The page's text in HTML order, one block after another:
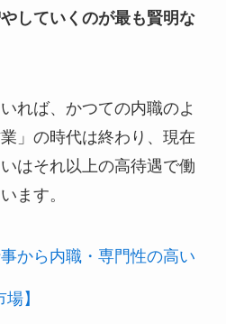
していくのが最も賢明な
れば、かつての内職のよ
」の時代は終わり、現在
はそれ以上の高待遇で働
ます。
から内職・専門性の高い
】